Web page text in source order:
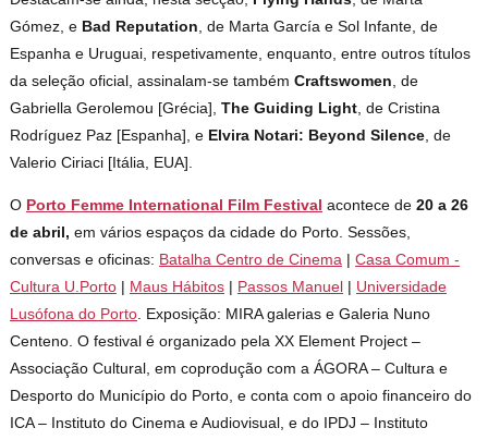
Gómez, e Bad Reputation, de Marta García e Sol Infante, de
Espanha e Uruguai, respetivamente, enquanto, entre outros títulos
da seleção oficial, assinalam-se tambémCraftswomen, de
Gabriella Gerolemou [Grécia],The Guiding Light, de Cristina
Rodríguez Paz [Espanha], e Elvira Notari: Beyond Silence, de
Valerio Ciriaci [Itália, EUA].
O Porto Femme International Film Festival acontece de20 a 26
de abril, em vários espaços da cidade do Porto. Sessões,
conversas e oficinas: Batalha Centro de Cinema |Casa Comum -
Cultura U.Porto | Maus Hábitos | Passos Manuel | Universidade
Lusófona do Porto. Exposição: MIRA galerias e Galeria Nuno
Centeno. O festival é organizado pela XX Element Project –
Associação Cultural, em coprodução com a ÁGORA – Cultura e
Desporto do Município do Porto, e conta com o apoio financeiro do
ICA – Instituto do Cinema e Audiovisual, e do IPDJ – Instituto